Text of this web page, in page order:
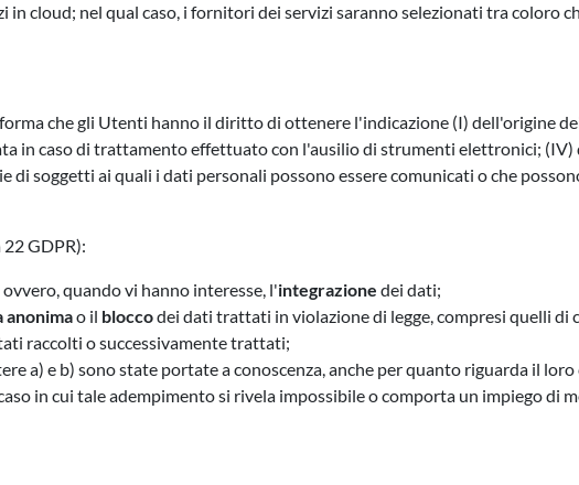
in cloud; nel qual caso, i fornitori dei servizi saranno selezionati tra coloro
che gli Utenti hanno il diritto di ottenere l'indicazione (I) dell'origine
in caso di trattamento effettuato con l'ausilio di strumenti elettronici;
di soggetti ai quali i dati personali possono essere comunicati o che
GDPR):
ovvero, quando vi hanno interesse, l'integrazione dei dati;
anonimao il bloccodei dati trattati in violazione di legge, compresi quelli di
raccolti o successivamente trattati;
a) e b) sono state portate a conoscenza, anche per quanto riguarda il
in cui tale adempimento si rivela impossibile o comporta un impiego di